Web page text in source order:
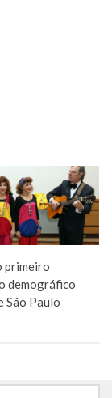
primeiro
demográfico
São Paulo